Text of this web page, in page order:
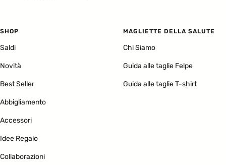
SHOP
Saldi
Novità
Best Seller
Abbigliamento
Accessori
Idee Regalo
Collaborazioni
MAGLIETTE DELLA SALUTE
Chi Siamo
Guida alle taglie Felpe
Guida alle taglie T-shirt